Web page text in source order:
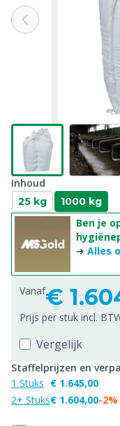
Inhoud
25 kg 1000 kg
Ben je
➜ Alles
Vanaf€
Prijs per stuk incl.
Vergelijk
Staffelprijzen en
1 Stuks
2+ Stuks
€ 1.645,00
€ 1.604,00-2%